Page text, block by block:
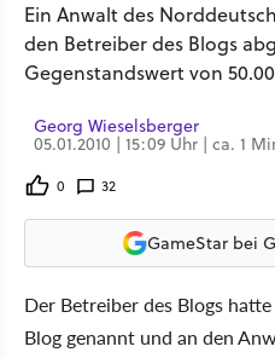
Ein Anwalt des
den Betreiber des Blogs
Gegenstandswert von
Georg Wieselsberger
05.01.2010 | 15:09 Uhr | ca. 1
0 32
GameStar bei
Der Betreiber des Blogs
Blog genannt und an den